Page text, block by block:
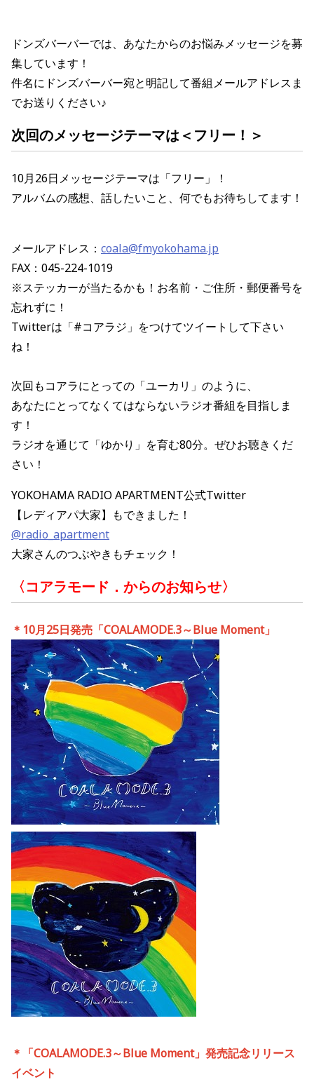
ドンズバーバーでは、あなたからのお悩みメッセージを募
集しています！
件名にドンズバーバー宛と明記して番組メールアドレスま
でお送りください♪
次回のメッセージテーマは＜フリー！ ＞
10月26日メッセージテーマは「フリー」！
アルバムの感想、話したいこと、何でもお待ちしてます！
メールアドレス： coala@fmyokohama.jp
FAX：045-224-1019
※ステッカーが当たるかも！お名前・ご住所・郵便番号を
忘れずに！
Twitterは「#コアラジ」をつけてツイートして下さい
ね！
次回もコアラにとっての「ユーカリ」のように、
あなたにとってなくてはならないラジオ番組を目指しま
す！
ラジオを通じて「ゆかり」を育む80分。ぜひお聴きくだ
さい！
YOKOHAMA RADIO APARTMENT公式Twitter
【レディアパ大家】もできました！
@radio_apartment
大家さんのつぶやきもチェック！
〈コアラモード．からのお知らせ〉
＊ 10月25日発売「COALAMODE.3～Blue Moment」
＊「COALAMODE.3～Blue Moment」発売記念リリース
イベント